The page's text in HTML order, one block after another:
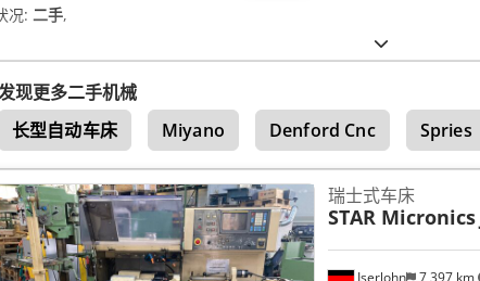
况: 二手,
现更多二手机械
长型自动车床
Miyano Denford Cnc Spries
瑞士式车床
STAR Micronics